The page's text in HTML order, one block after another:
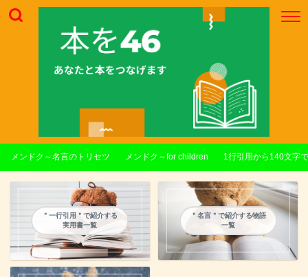
メンドク～名言のトリセツ メンドク～for children 1行引用から140文字
＂一行引用＂で紹介する
実用書一覧
＂名言＂で紹介する物語
一覧